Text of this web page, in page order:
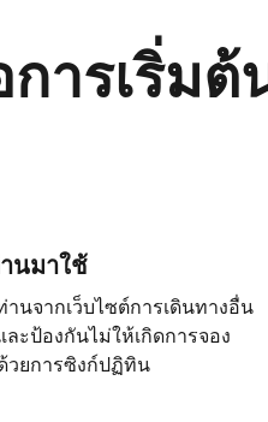
การเริ่ม
นมาใช้
นจากเว็บไซต์การเดินทางอื่น
ะป้องกันไม่ให้เกิดการจอง
วยการซิงก์ปฏิทิน